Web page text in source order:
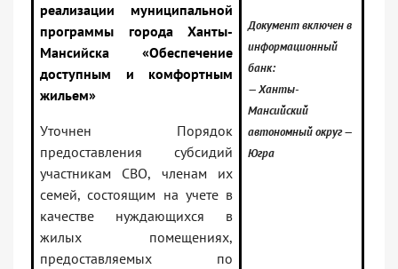
реализации муниципальной
программы города Ханты-
Мансийска «Обеспечение
доступным и комфортным
жильем»
Уточнен Порядок
предоставления субсидий
участникам СВО, членам их
семей, состоящим на учете в
качестве нуждающихся в
жилых помещениях,
предоставляемых по
Документ включен в
информационный
банк:
— Ханты-
Мансийский
автономный округ —
Югра